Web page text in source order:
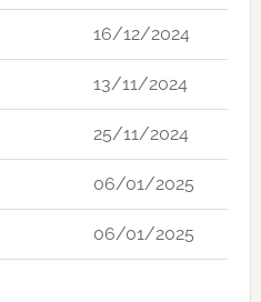
16/12/2024
13/11/2024
25/11/2024
06/01/2025
06/01/2025